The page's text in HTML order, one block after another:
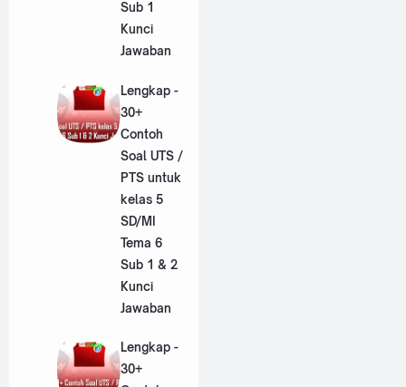
Sub 1
Kunci
Jawaban
Lengkap -
30+
Contoh
Soal UTS /
PTS untuk
kelas 5
SD/MI
Tema 6
Sub 1 & 2
Kunci
Jawaban
Lengkap -
30+